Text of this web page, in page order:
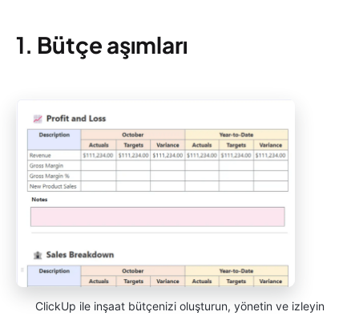
1. Bütçe aşımları
ClickUp ile inşaat bütçenizi oluşturun, yönetin ve izleyin